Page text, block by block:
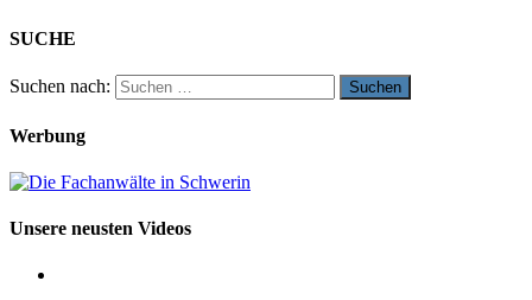
SUCHE
Suchen nach:
Werbung
Unsere neusten Videos